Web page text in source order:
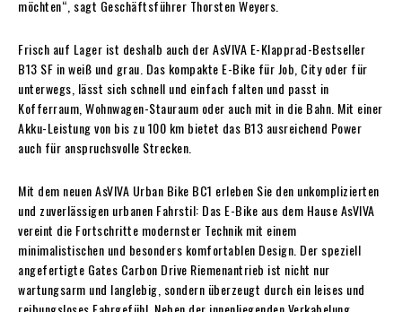
möchten“, sagt Geschäftsführer Thorsten Weyers.
Frisch auf Lager ist deshalb auch der AsVIVA E-Klapprad-Bestseller
B13 SF in weiß und grau. Das kompakte E-Bike für Job, City oder für
unterwegs, lässt sich schnell und einfach falten und passt in
Kofferraum, Wohnwagen-Stauraum oder auch mit in die Bahn. Mit einer
Akku-Leistung von bis zu 100 km bietet das B13 ausreichend Power
auch für anspruchsvolle Strecken.
Mit dem neuen AsVIVA Urban Bike BC1 erleben Sie den unkomplizierten
und zuverlässigen urbanen Fahrstil: Das E-Bike aus dem Hause AsVIVA
vereint die Fortschritte modernster Technik mit einem
minimalistischen und besonders komfortablen Design. Der speziell
angefertigte Gates Carbon Drive Riemenantrieb ist nicht nur
wartungsarm und langlebig, sondern überzeugt durch ein leises und